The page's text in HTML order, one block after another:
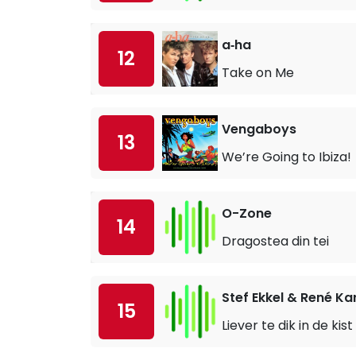
12
a‐ha
Take on Me
13
Vengaboys
We’re Going to Ibiza!
14
O-Zone
Dragostea din tei
15
Stef Ekkel & René
Liever te dik in de kist